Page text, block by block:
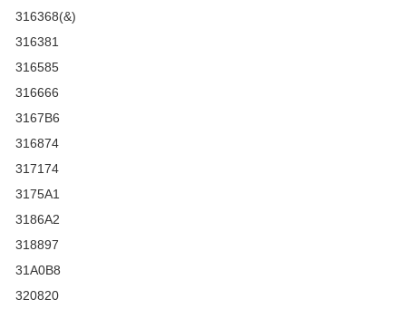
316368(&)
316381
316585
316666
3167B6
316874
317174
3175A1
3186A2
318897
31A0B8
320820